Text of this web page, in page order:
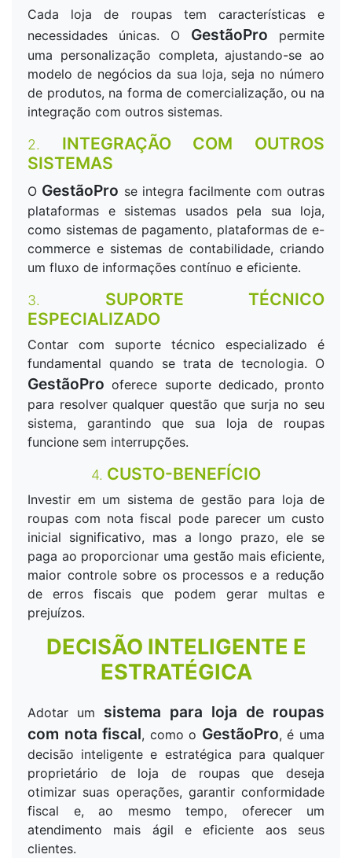
Cada loja de roupas tem características e
necessidades únicas. O GestãoPro permite
uma personalização completa, ajustando-se ao
modelo de negócios da sua loja, seja no número
de produtos, na forma de comercialização, ou na
integração com outros sistemas.
2. INTEGRAÇÃO COM OUTROS
SISTEMAS
O GestãoPro se integra facilmente com outras
plataformas e sistemas usados pela sua loja,
como sistemas de pagamento, plataformas de e-
commerce e sistemas de contabilidade, criando
um fluxo de informações contínuo e eficiente.
3. SUPORTE TÉCNICO
ESPECIALIZADO
Contar com suporte técnico especializado é
fundamental quando se trata de tecnologia. O
GestãoPro oferece suporte dedicado, pronto
para resolver qualquer questão que surja no seu
sistema, garantindo que sua loja de roupas
funcione sem interrupções.
4. CUSTO-BENEFÍCIO
Investir em um sistema de gestão para loja de
roupas com nota fiscal pode parecer um custo
inicial significativo, mas a longo prazo, ele se
paga ao proporcionar uma gestão mais eficiente,
maior controle sobre os processos e a redução
de erros fiscais que podem gerar multas e
prejuízos.
DECISÃO INTELIGENTE E
ESTRATÉGICA
Adotar um sistema para loja de roupas
com nota fiscal, como o GestãoPro, é uma
decisão inteligente e estratégica para qualquer
proprietário de loja de roupas que deseja
otimizar suas operações, garantir conformidade
fiscal e, ao mesmo tempo, oferecer um
atendimento mais ágil e eficiente aos seus
clientes.